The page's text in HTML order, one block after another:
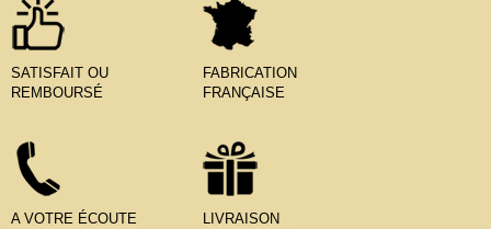
SATISFAIT OU
REMBOURSÉ
FABRICATION
FRANÇAISE
A VOTRE ÉCOUTE
LIVRAISON